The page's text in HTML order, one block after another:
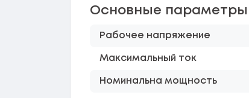
Основные параметры
Рабочее напряжение
Максимальный ток
Номинальна мощность